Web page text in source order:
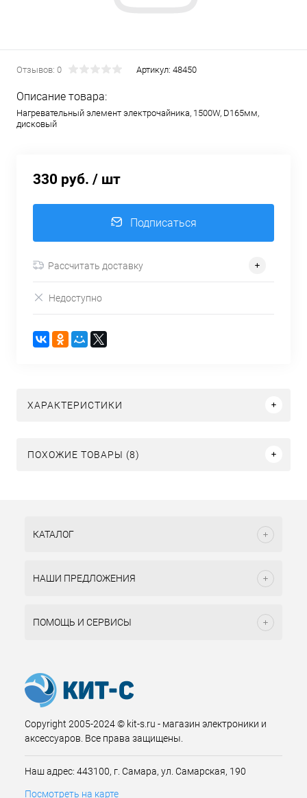
Отзывов: 0 Артикул: 48450
Описание товара:
Нагревательный элемент электрочайника, 1500W, D165мм,
дисковый
330 руб. / шт
Подписаться
Рассчитать доставку
Недоступно
ХАРАКТЕРИСТИКИ
ПОХОЖИЕ ТОВАРЫ (8)
КАТАЛОГ
НАШИ ПРЕДЛОЖЕНИЯ
ПОМОЩЬ И СЕРВИСЫ
Copyright 2005-2024 © kit-s.ru - магазин электроники и
аксессуаров. Все права защищены.
Наш адрес: 443100, г. Самара, ул. Самарская, 190
Посмотреть на карте